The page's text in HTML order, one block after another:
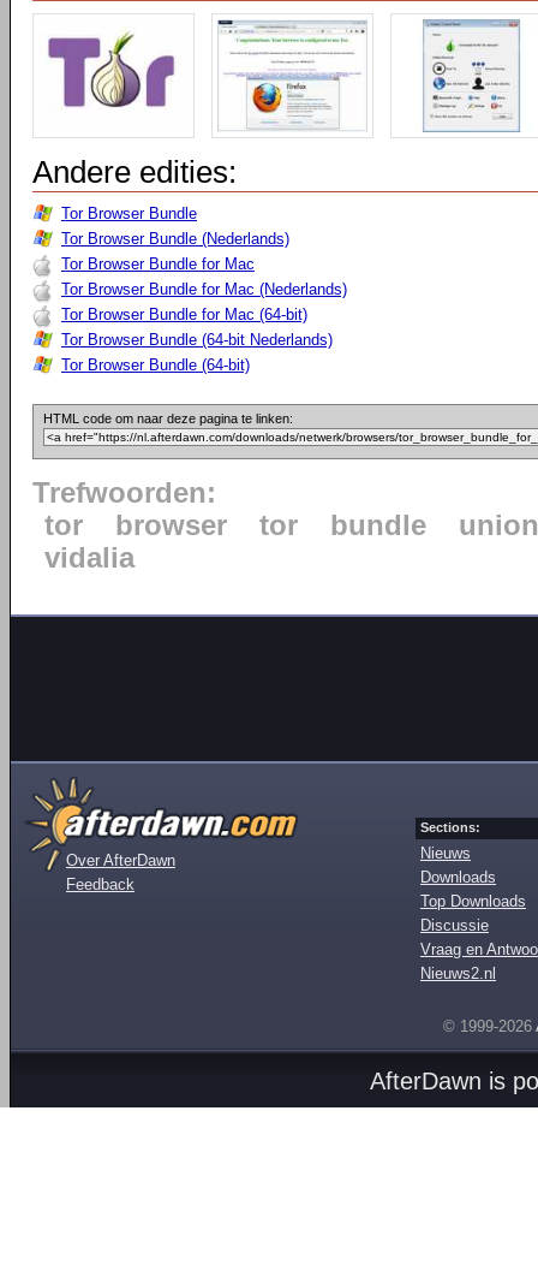
Andere edities:
Tor Browser Bundle
Tor Browser Bundle (Nederlands)
Tor Browser Bundle for Mac
Tor Browser Bundle for Mac (Nederlands)
Tor Browser Bundle for Mac (64-bit)
Tor Browser Bundle (64-bit Nederlands)
Tor Browser Bundle (64-bit)
HTML code om naar deze pagina te linken:
Trefwoorden:
tor
browser tor bundle
union
vidalia
Over AfterDawn
Feedback
Sections:
Nieuws
Downloads
Top Downloads
Discussie
Vraag en
Nieuws2.nl
© 1999-2026
AfterDawn is